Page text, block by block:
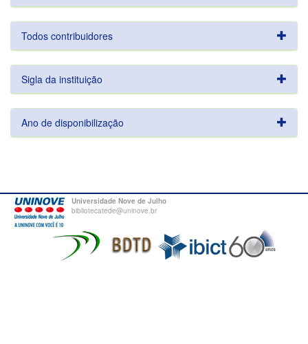
Todos contribuidores
Sigla da instituição
Ano de disponibilização
Universidade Nove de Julho
bibliotecatede@uninove.br